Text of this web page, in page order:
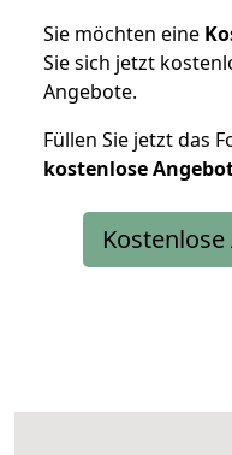
Sie möchten eine
Sie sich jetzt
Angebote.
Füllen Sie jetzt das
kostenlose